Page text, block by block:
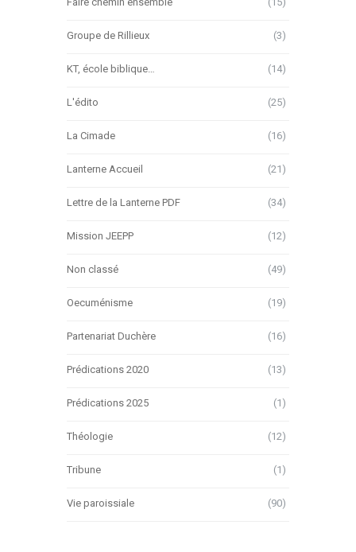
Groupe de Rillieux (3)
KT, école biblique… (14)
L'édito (25)
La Cimade (16)
Lanterne Accueil (21)
Lettre de la Lanterne PDF (34)
Mission JEEPP (12)
Non classé (49)
Oecuménisme (19)
Partenariat Duchère (16)
Prédications 2020 (13)
Prédications 2025 (1)
Théologie (12)
Tribune (1)
Vie paroissiale (90)